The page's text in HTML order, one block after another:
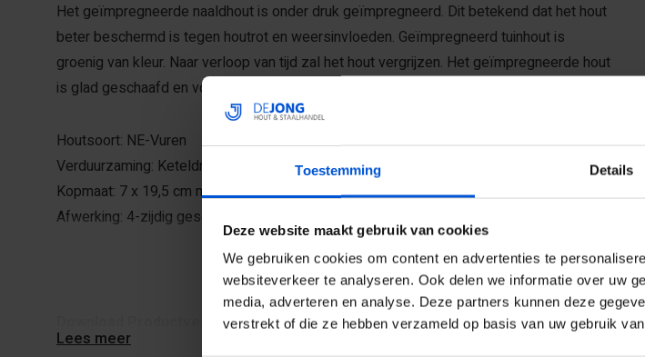
Toestemming Details
Deze website maakt gebruik van cookies
We gebruiken cookies om content en advertenties te
websiteverkeer te analyseren. Ook delen we informatie over uw
media, adverteren en analyse. Deze partners kunnen deze
verstrekt of die ze hebben verzameld op basis van uw gebruik
Het geïmpregneerde naaldhout is onder druk geïmpregneerd. Dit betekend dat het hout
beter beschermd is tegen houtrot en weersinvloeden. Geïmpregneerd tuinhout is
groenig van kleur. Naar verloop van tijd zal het hout vergrijzen. Het geïmpregneerde hout
is glad geschaafd en voorzien van afgeronde hoeken.
Houtsoort: NE-Vuren
Verduurzaming: Keteldruk geïmpregneerd
Kopmaat: 7 x 19,5 cm netto
Afwerking: 4-zijdig geschaafd met ronde hoekjes
Download Productveiligheid en contactgegevens TABS
Lees meer